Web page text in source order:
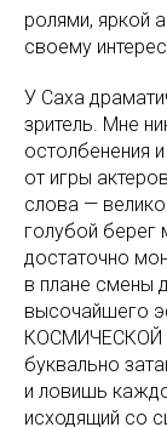
ролями, яркой
своему
У Саха
зритель. Мне
остолбенения
от игры
слова —
голубой
достаточно
в плане смены
высочайшего
КОСМИЧЕСКОЙ
буквально
и ловишь
исходящий со